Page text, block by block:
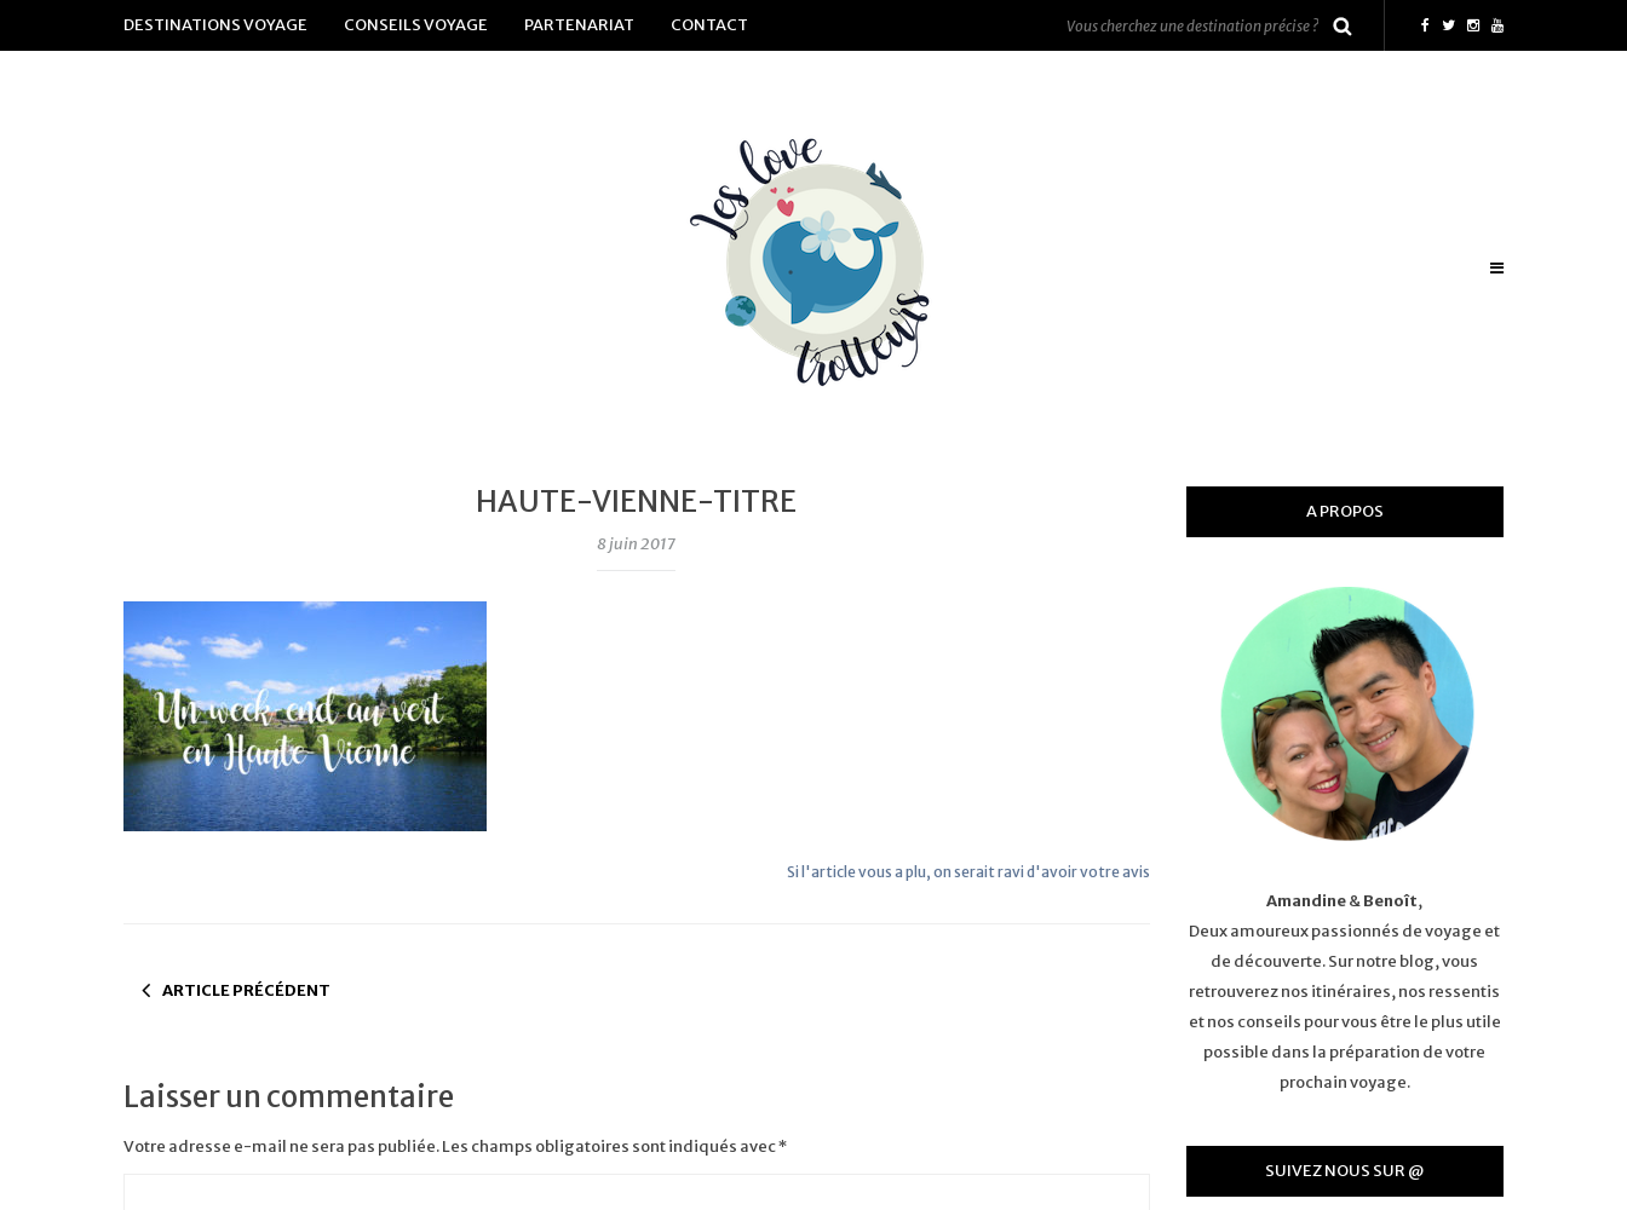
DESTINATIONS VOYAGE CONSEILS VOYAGE PARTENARIAT CONTACT
HAUTE-VIENNE-TITRE
8 juin 2017
Si l'article vous a plu, on serait ravi d'avoir votre avis
ARTICLE PRÉCÉDENT
Laisser un commentaire
Votre adresse e-mail ne sera pas publiée.Les champs obligatoires sont indiqués avec*
A PROPOS
Amandine&Benoît,
Deux amoureux passionnés de voyage et
de découverte. Sur notre blog, vous
retrouverez nos itinéraires, nos ressentis
et nos conseils pour vous être le plus utile
possible dans la préparation de votre
prochain voyage.
SUIVEZ NOUS SUR @